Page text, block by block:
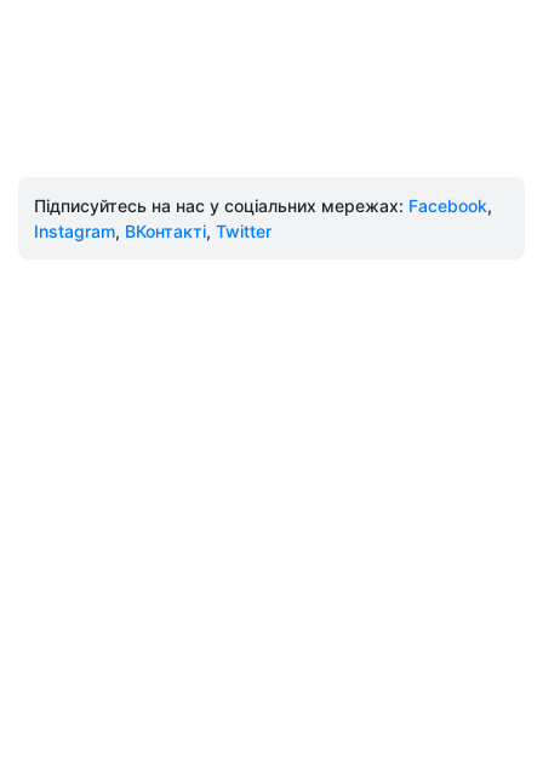
Підписуйтесь на нас у соціальних мережах: Facebook,
Instagram, ВКонтакті, Twitter